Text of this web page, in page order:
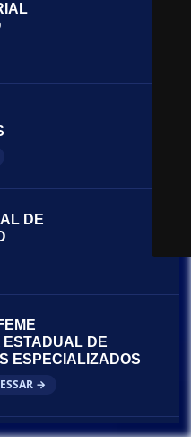
DE
ESTADUAL DE
ESPECIALIZADOS
→